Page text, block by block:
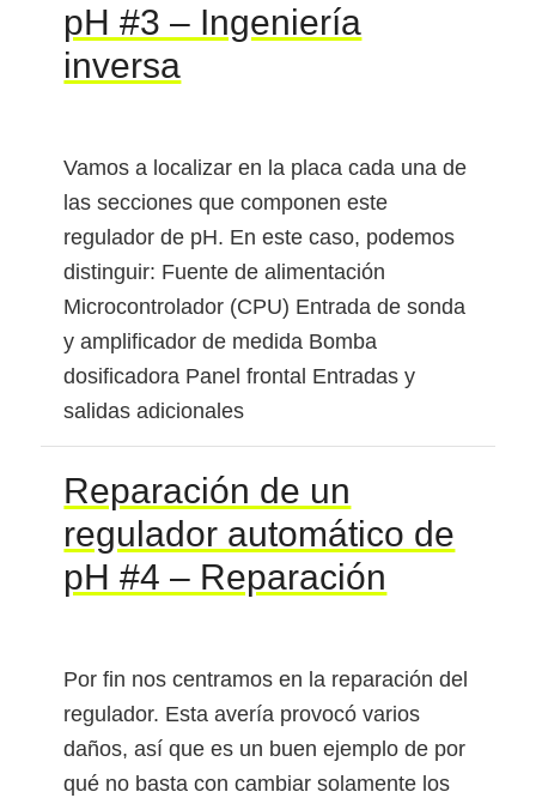
pH #3 – Ingeniería
inversa
Vamos a localizar en la placa cada una de
las secciones que componen este
regulador de pH. En este caso, podemos
distinguir: Fuente de alimentación
Microcontrolador (CPU) Entrada de sonda
y amplificador de medida Bomba
dosificadora Panel frontal Entradas y
salidas adicionales
Reparación de un
regulador automático de
pH #4 – Reparación
Por fin nos centramos en la reparación del
regulador. Esta avería provocó varios
daños, así que es un buen ejemplo de por
qué no basta con cambiar solamente los